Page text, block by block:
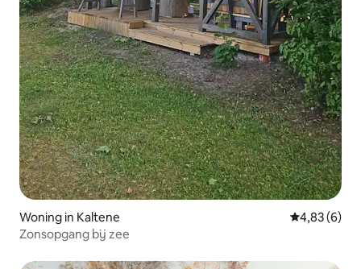
Woning in Kaltene Gemiddelde
4,83 (6)
Zonsopgang bij zee